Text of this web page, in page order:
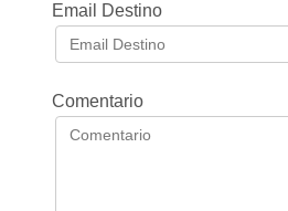
Email Destino
Comentario